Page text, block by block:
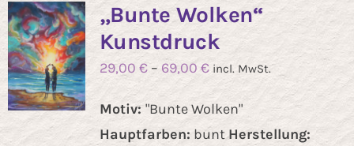
„Bunte Wolken“
Kunstdruck
29,00 €– 69,00 € incl. MwSt.
Motiv: "Bunte Wolken"
Hauptfarben: buntHerstellung: